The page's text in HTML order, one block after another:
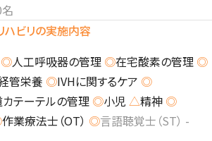
名
ハビリの実施内容
◎人工呼吸器の管理 ◎在宅酸素の管理 ◎
管栄養 ◎IVHに関するケア ◎
テーテルの管理 ◎小児 △精神 ◎
作業療法士（OT） ◎言語聴覚士（ST） -